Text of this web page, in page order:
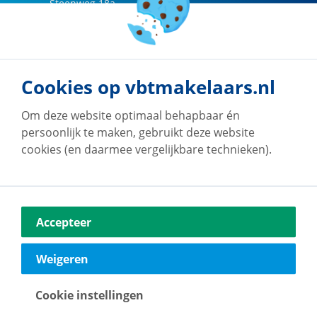
Steenweg 18a
helmond@vbtmakelaars.nl
Naar vestiging
Vestdijk 180
5611 CZ Eindhoven
040-2696949
Cookies op vbtmakelaars.nl
Om deze website optimaal behapbaar én
persoonlijk te maken, gebruikt deze website
cookies (en daarmee vergelijkbare technieken).
Accepteer
Weigeren
Cookie instellingen